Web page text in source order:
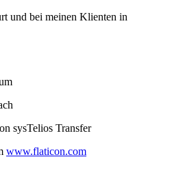
und bei meinen Klienten in
sysTelios Transfer
www.flaticon.com